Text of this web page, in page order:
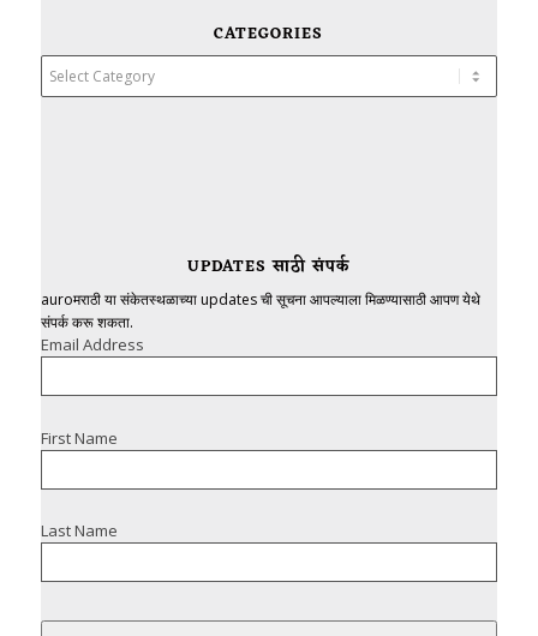
CATEGORIES
UPDATES साठी संपर्क
auroमराठी या संकेतस्थळाच्या updates ची सूचना आपल्याला मिळण्यासाठी आपण येथे
संपर्क करू शकता.
Email Address
First Name
Last Name